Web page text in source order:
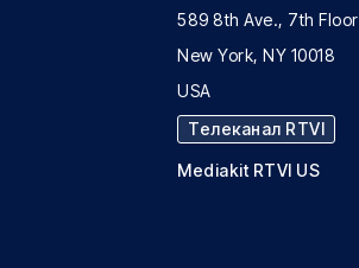
589 8th Ave., 7th Floor
New York, NY 10018
USA
Телеканал RTVI
Mediakit RTVI US